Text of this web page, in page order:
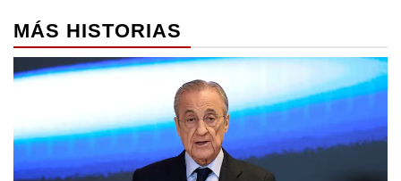
MÁS HISTORIAS